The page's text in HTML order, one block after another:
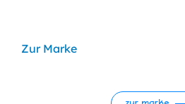
Zur Marke